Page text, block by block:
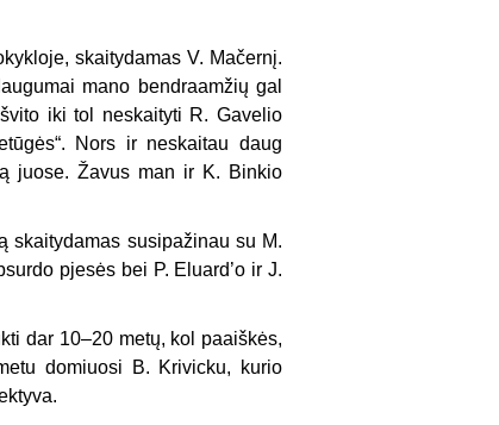
skaitydamas V. Mačernį.
mano bendraamžių gal
iki tol neskaityti R. Gavelio
Nors ir neskaitau daug
juose. Žavus man ir K. Binkio
skaitydamas susipažinau su M.
pjesės bei P. Eluard’o ir J.
dar 10–20 metų, kol paaiškės,
domiuosi B. Krivicku, kurio